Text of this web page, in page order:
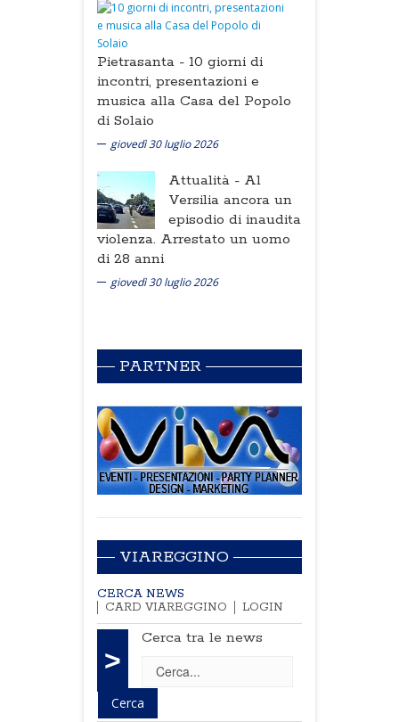
Pietrasanta - 10 giorni di
incontri, presentazioni e
musica alla Casa del Popolo
di Solaio
giovedì 30 luglio 2026
Attualità - Al
Versilia ancora un
episodio di inaudita
violenza. Arrestato un uomo
di 28 anni
giovedì 30 luglio 2026
PARTNER
VIAREGGINO
CERCA NEWS
CARD VIAREGGINO
LOGIN
>
Cerca tra le news